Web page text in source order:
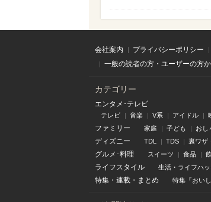
会社案内 プライバシーポリシー
一般の読者の方・ユーザーの方
カテゴリー
エンタメ･テレビ
テレビ 音楽 V系 アイドル
ファミリー 家庭 子ども おし
ディズニー TDL TDS 裏ワザ
グルメ･料理 スイーツ 食品
ライフスタイル 生活・ライフハッ
特集 ・ 連載 ・ まとめ 特集『おい